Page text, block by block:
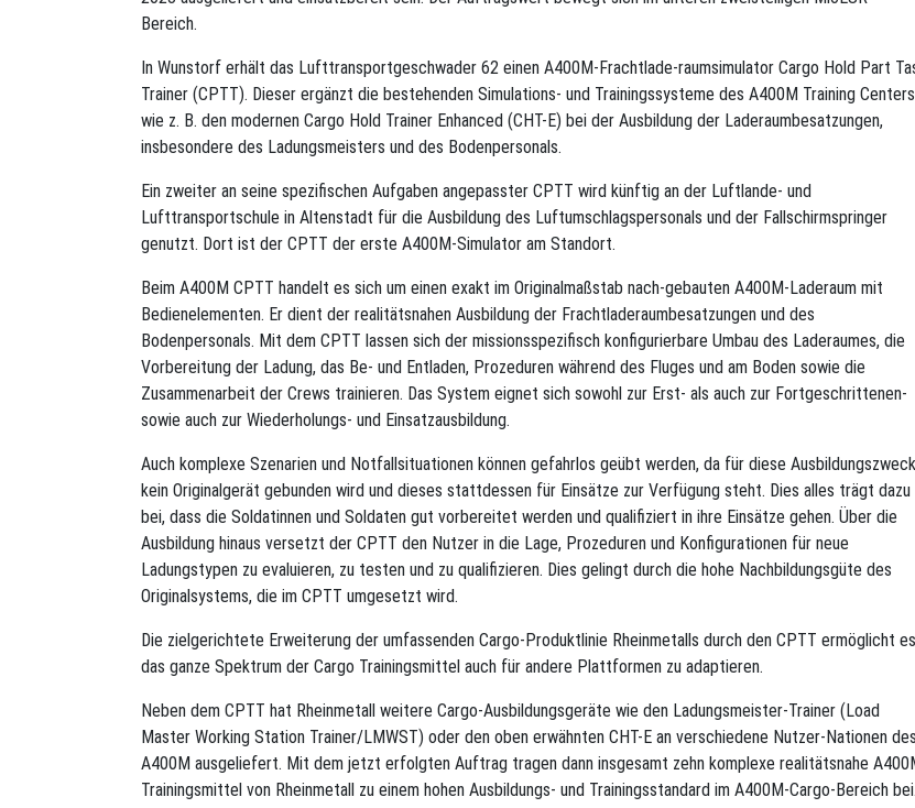
Bereich.
In Wunstorf erhält das Lufttransportgeschwader 62 einen A400M-Frachtlade-raumsimulator Cargo Hold Part
Trainer (CPTT). Dieser ergänzt die bestehenden Simulations- und Trainingssysteme des A400M Training Centers
wie z. B. den modernen Cargo Hold Trainer Enhanced (CHT-E) bei der Ausbildung der Laderaumbesatzungen,
insbesondere des Ladungsmeisters und des Bodenpersonals.
Ein zweiter an seine spezifischen Aufgaben angepasster CPTT wird künftig an der Luftlande- und
Lufttransportschule in Altenstadt für die Ausbildung des Luftumschlagspersonals und der Fallschirmspringer
genutzt. Dort ist der CPTT der erste A400M-Simulator am Standort.
Beim A400M CPTT handelt es sich um einen exakt im Originalmaßstab nach-gebauten A400M-Laderaum mit
Bedienelementen. Er dient der realitätsnahen Ausbildung der Frachtladeraumbesatzungen und des
Bodenpersonals. Mit dem CPTT lassen sich der missionsspezifisch konfigurierbare Umbau des Laderaumes, die
Vorbereitung der Ladung, das Be- und Entladen, Prozeduren während des Fluges und am Boden sowie die
Zusammenarbeit der Crews trainieren. Das System eignet sich sowohl zur Erst- als auch zur Fortgeschrittenen-
sowie auch zur Wiederholungs- und Einsatzausbildung.
Auch komplexe Szenarien und Notfallsituationen können gefahrlos geübt werden, da für diese
kein Originalgerät gebunden wird und dieses stattdessen für Einsätze zur Verfügung steht. Dies alles trägt dazu
bei, dass die Soldatinnen und Soldaten gut vorbereitet werden und qualifiziert in ihre Einsätze gehen. Über die
Ausbildung hinaus versetzt der CPTT den Nutzer in die Lage, Prozeduren und Konfigurationen für neue
Ladungstypen zu evaluieren, zu testen und zu qualifizieren. Dies gelingt durch die hohe Nachbildungsgüte des
Originalsystems, die im CPTT umgesetzt wird.
Die zielgerichtete Erweiterung der umfassenden Cargo-Produktlinie Rheinmetalls durch den CPTT ermöglicht
das ganze Spektrum der Cargo Trainingsmittel auch für andere Plattformen zu adaptieren.
Neben dem CPTT hat Rheinmetall weitere Cargo-Ausbildungsgeräte wie den Ladungsmeister-Trainer (Load
Master Working Station Trainer/LMWST) oder den oben erwähnten CHT-E an verschiedene Nutzer-Nationen des
A400M ausgeliefert. Mit dem jetzt erfolgten Auftrag tragen dann insgesamt zehn komplexe realitätsnahe
Trainingsmittel von Rheinmetall zu einem hohen Ausbildungs- und Trainingsstandard im A400M-Cargo-Bereich bei.